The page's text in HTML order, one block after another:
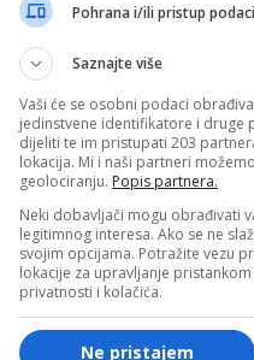
sve prebace na osjetljiv
Novog Pazara koji će
bez ijednog
Pazar nije neka
proteklih dana i mjeseci
- OGLAS -
Pohrana i/ili pristup
Saznajte više
Vaši će se osobni podaci
jedinstvene identifikatore i druge
dijeliti te im pristupati 203
lokacija. Mi i naši partneri
geolociranju. Popis partnera.
Neki dobavljači mogu obrađivati
legitimnog interesa. Ako se ne
svojim opcijama. Potražite vezu
lokacije za upravljanje
privatnosti i kolačića.
Ne pristajem